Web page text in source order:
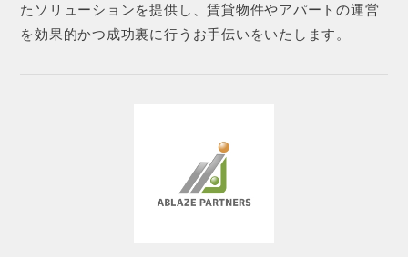
たソリューションを提供し、賃貸物件やアパートの運営
を効果的かつ成功裏に行うお手伝いをいたします。